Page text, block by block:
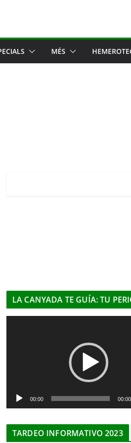
MÉS
LA CANYADA TE GUÍA: TU
c
00:00 00:00
TARDEO INFORMATIVO 2023